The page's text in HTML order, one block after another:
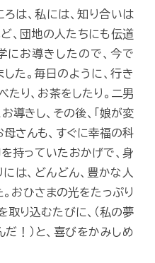
は、私には、知り合いは
、団地の人たちにも伝道
にお導きしたので、今で
た。毎日のように、行き
たり、お茶をしたり。二男
導きし、その後、「娘が変
母さんも、すぐに幸福の科
持っていたおかげで、身
は、どんどん、豊かな人
おひさまの光をたっぷり
取り込むたびに、（私の夢
！）と、喜びをかみしめ